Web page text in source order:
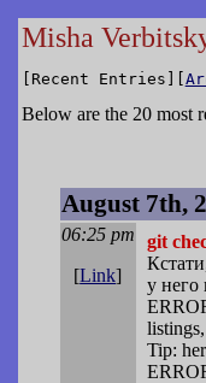
Misha
[Recent Entries][
Below are the 20 most
August 7th,
06:25 pm
[Link]
git
у него
Tip: